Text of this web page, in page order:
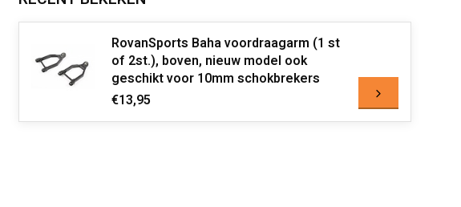
RovanSports Baha voordraagarm (1 st
of 2st.), boven, nieuw model ook
geschikt voor 10mm schokbrekers
€13,95